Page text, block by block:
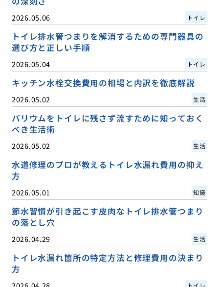
2026.05.06 トイレ
トイレ排水管つまりを解消するための専門器具の
選び方と正しい手順
2026.05.04 トイレ
キッチン水栓交換費用の相場と内訳を徹底解説
2026.05.02 生活
バリウムをトイレに残さず流すために知っておく
べき生活術
2026.05.02 生活
水道修理のプロが教えるトイレ水漏れ費用の抑え
方
2026.05.01 知識
節水習慣が引き起こす皮肉なトイレ排水管つまり
の落とし穴
2026.04.29 生活
トイレ水漏れ箇所の特定方法と修理費用の決まり
方